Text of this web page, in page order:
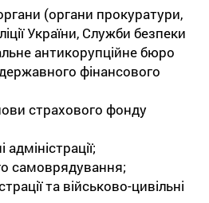
(органи прокуратури,
України, Служби безпеки
антикорупційне бюро
фінансового
страхового фонду
самоврядування;
та військово-цивільні